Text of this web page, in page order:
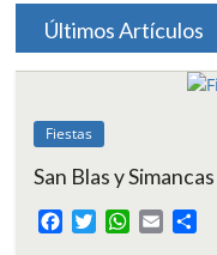
Últimos Artículos
Fiestas
San Blas y
W